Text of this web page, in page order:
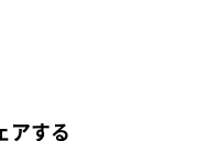
アする